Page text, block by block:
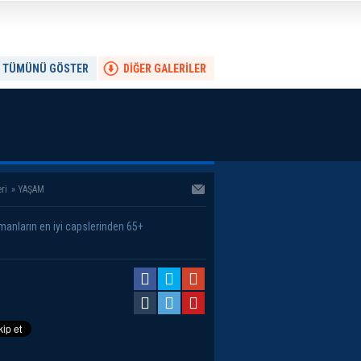
DİĞER GALERİLER
TÜMÜNÜ GÖSTER
» YAŞAM
en iyi capslerinden 65+